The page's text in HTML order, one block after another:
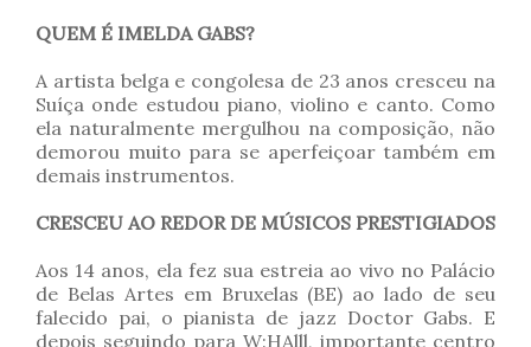
QUEM É IMELDA GABS?
A artista belga e congolesa de 23 anos cresceu na
Suíça onde estudou piano, violino e canto. Como
ela naturalmente mergulhou na composição, não
demorou muito para se aperfeiçoar também em
demais instrumentos.
CRESCEU AO REDOR DE MÚSICOS PRESTIGIADOS
Aos 14 anos, ela fez sua estreia ao vivo no Palácio
de Belas Artes em Bruxelas (BE) ao lado de seu
falecido pai, o pianista de jazz Doctor Gabs. E
depois seguindo para W:HAlll, importante centro